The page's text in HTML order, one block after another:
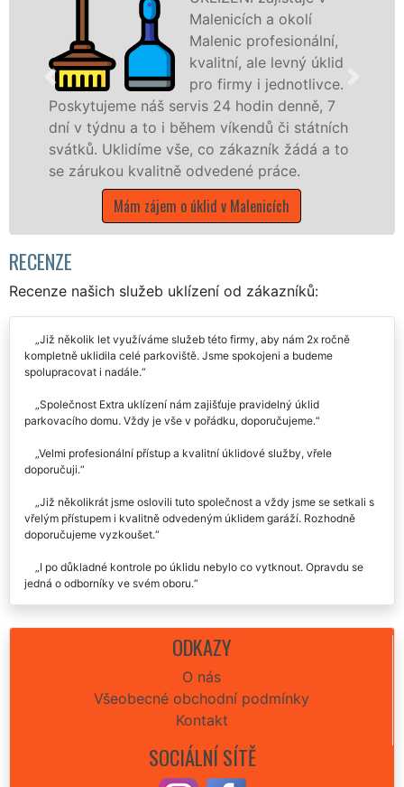
Malenicích a okolí
Malenic profesionální,
kvalitní, ale levný úklid
pro firmy i jednotlivce.
náš servis 24 hodin denně, 7
a to i během víkendů či státních
Uklidíme vše, co zákazník žádá a to
kvalitně odvedené práce.
Mám zájem o úklid v Malenicích
státní
RECENZE
Recenze našich služeb uklízení od zákazníků:
Již několik let využíváme služeb této firmy, aby nám 2x ročně
kompletně uklidila celé parkoviště. Jsme spokojeni a budeme
spolupracovat i nadále.
Společnost Extra uklízení nám zajišťuje pravidelný úklid
parkovacího domu. Vždy je vše v pořádku, doporučujeme.
Velmi profesionální přístup a kvalitní úklidové služby, vřele
doporučuji.
Již několikrát jsme oslovili tuto společnost a vždy jsme se setkali s
vřelým přístupem i kvalitně odvedeným úklidem garáží. Rozhodně
doporučujeme vyzkoušet.
I po důkladné kontrole po úklidu nebylo co vytknout. Opravdu se
jedná o odborníky ve svém oboru.
budeme využívat i nadále. Velká spokojenost.
ODKAZY
O nás
Všeobecné obchodní podmínky
Kontakt
SOCIÁLNÍ SÍTĚ